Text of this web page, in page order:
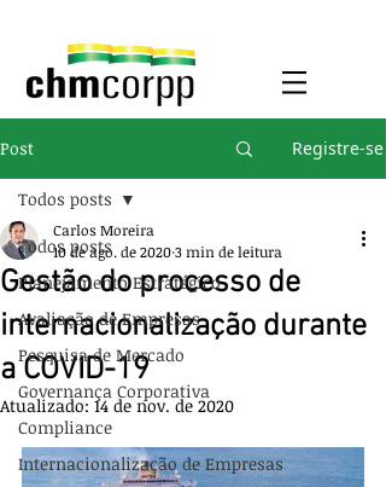
Post Registre-se
Todos posts
Planejamento Estratégico
Avaliação de Empresas
Pesquisa de Mercado
Governança Corporativa
Compliance
Internacionalização de Empresas
Todos posts
Gestão do processo de
internacionalização durante
a COVID-19
Carlos Moreira
10 de ago. de 20203 min de leitura
Atualizado:14 de nov. de 2020